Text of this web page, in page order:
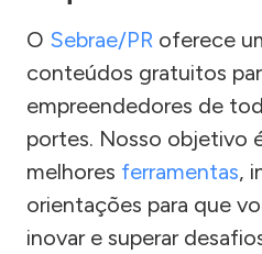
O Sebrae/PR oferece
conteúdos gratuitos
empreendedores de
portes. Nosso objetivo
melhores ferramentas,
orientações para que
inovar e superar